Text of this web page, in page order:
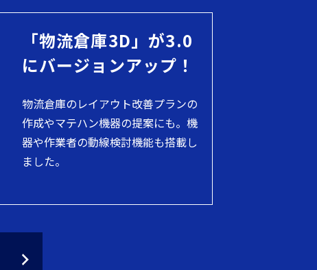
「物流倉庫3D」が3.0
にバージョンアップ！
物流倉庫のレイアウト改善プランの
作成やマテハン機器の提案にも。機
器や作業者の動線検討機能も搭載し
ました。